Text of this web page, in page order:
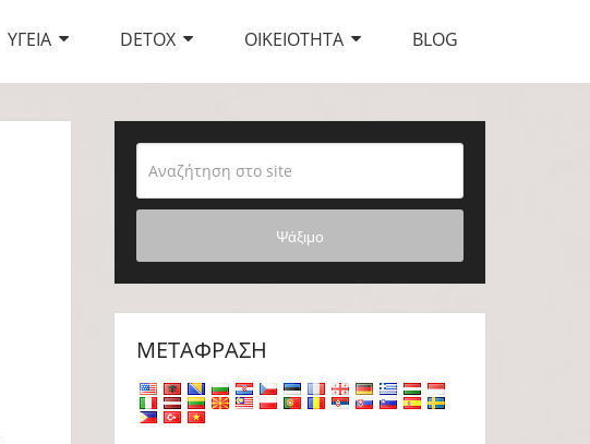
ΥΓΕΊΑ DETOX ΟΙΚΕΙΌΤΗΤΑ BLOG
Ψάξιμο
ΜΕΤΆΦΡΑΣΗ